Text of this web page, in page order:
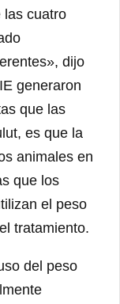
las cuatro
dijo
generaron
que las
es que la
animales en
que los
el peso
tratamiento.
del peso